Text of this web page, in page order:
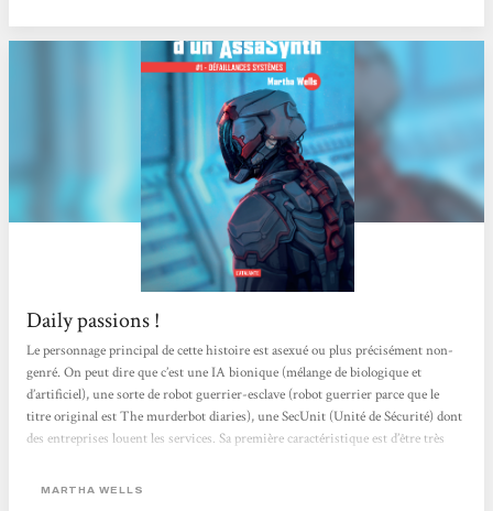
Daily passions !
Le personnage principal de cette histoire est asexué ou plus précisément non-
genré. On peut dire que c’est une IA bionique (mélange de biologique et
d’artificiel), une sorte de robot guerrier-esclave (robot guerrier parce que le
titre original est The murderbot diaries), une SecUnit (Unité de Sécurité) dont
des entreprises louent les services. Sa première caractéristique est d’être très
aide et enregistre ce que disent les humains qui l’utilisent, en l’occurrence...
MARTHA WELLS